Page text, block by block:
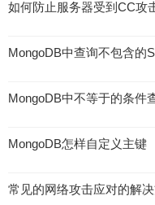
如何防止服务器受到CC攻
MongoDB中查询不包含的
MongoDB中不等于的条件
MongoDB怎样自定义主键
常见的网络攻击应对的解